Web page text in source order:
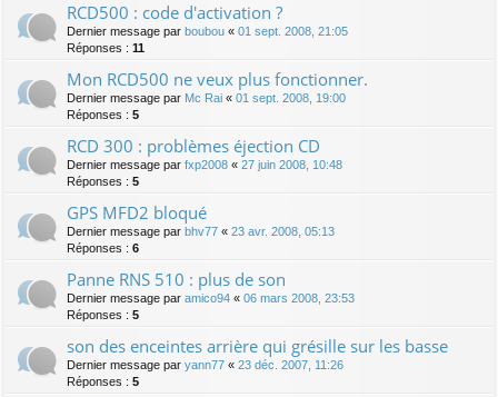
RCD500 : code d'activation ?
Dernier message par boubou « 01 sept. 2008, 21:05
Réponses : 11
Mon RCD500 ne veux plus fonctionner.
Dernier message par Mc Rai « 01 sept. 2008, 19:00
Réponses : 5
RCD 300 : problèmes éjection CD
Dernier message par fxp2008 « 27 juin 2008, 10:48
Réponses : 5
GPS MFD2 bloqué
Dernier message par bhv77 « 23 avr. 2008, 05:13
Réponses : 6
Panne RNS 510 : plus de son
Dernier message par amico94 « 06 mars 2008, 23:53
Réponses : 5
son des enceintes arrière qui grésille sur les basse
Dernier message par yann77 « 23 déc. 2007, 11:26
Réponses : 5